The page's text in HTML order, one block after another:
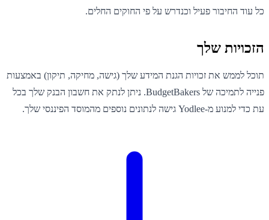
כל עוד החיבור פעיל וכנדרש על פי החוקים החלים.
הזכויות שלך
תוכל לממש את זכויות הגנת המידע שלך (גישה, מחיקה, תיקון) באמצעות
פנייה לתמיכה של BudgetBakers. ניתן לנתק את חשבון הבנק שלך בכל
עת כדי למנוע מ-Yodlee גישה לנתונים נוספים מהמוסד הפיננסי שלך.